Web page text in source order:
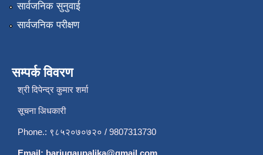
सार्वजनिक सुनुवाई
सार्वजनिक परीक्षण
सम्पर्क विवरण
श्री दिपेन्द्र कुमार शर्मा
सूचना अिधकारी
Phone.: ९८५२०७०७२० / 9807313730
Email: barjugaupalika@gmail.com